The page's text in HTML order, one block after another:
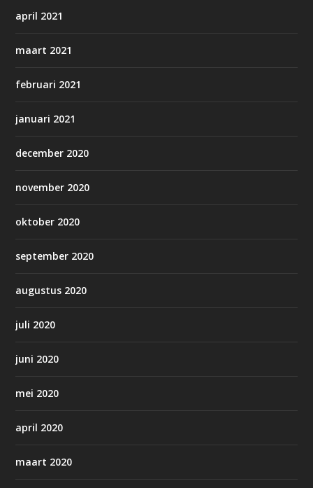
april 2021
maart 2021
februari 2021
januari 2021
december 2020
november 2020
oktober 2020
september 2020
augustus 2020
juli 2020
juni 2020
mei 2020
april 2020
maart 2020